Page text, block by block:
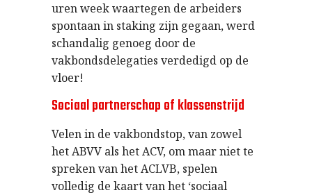
uren week waartegen de arbeiders
spontaan in staking zijn gegaan, werd
schandalig genoeg door de
vakbondsdelegaties verdedigd op de
vloer!
Sociaal partnerschap of klassenstrijd
Velen in de vakbondstop, van zowel
het ABVV als het ACV, om maar niet te
spreken van het ACLVB, spelen
volledig de kaart van het ‘sociaal